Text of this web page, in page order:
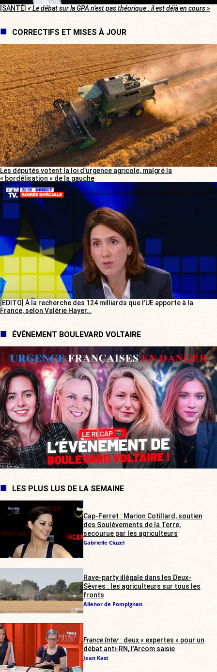
[SANTÉ] « Le débat sur la GPA n’est pas théorique : il est déjà en cours »
CORRECTIFS ET MISES À JOUR
Les députés votent la loi d’urgence agricole, malgré la
« bordélisation » de la gauche
[EDITO] À la recherche des 124 milliards que l’UE apporte à la
France, selon Valérie Hayer…
ÉVÉNEMENT BOULEVARD VOLTAIRE
LES PLUS LUS DE LA SEMAINE
Cap-Ferret : Marion Cotillard, soutien
des Soulèvements de la Terre,
secourue par les agriculteurs
Gabrielle Cluzel
Rave-party illégale dans les Deux-
Sèvres : les agriculteurs sur tous les
fronts
Alienor de Pompignan
France Inter: deux « expertes » pour un
débat anti-RN, l’Arcom saisie
Jean Kast